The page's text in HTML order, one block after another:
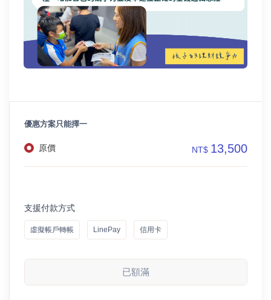
優惠方案只能擇一
原價 NT$ 13,500
支援付款方式
虛擬帳戶轉帳 LinePay 信用卡
已額滿